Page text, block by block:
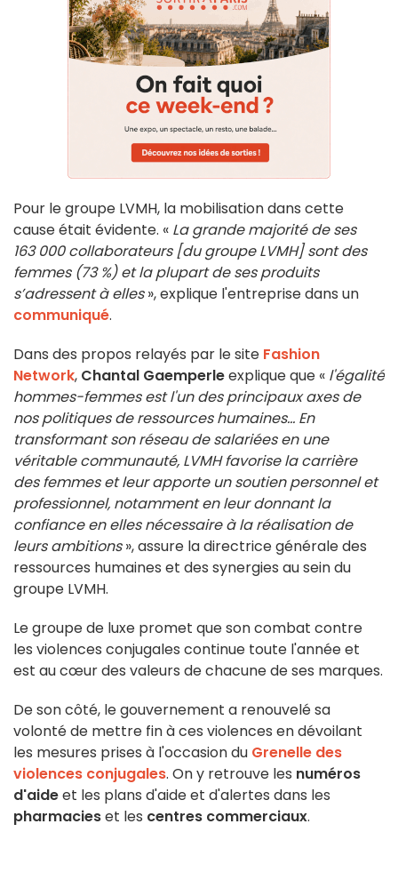
Pour le groupe LVMH, la mobilisation dans cette
cause était évidente. « La grande majorité de ses
163 000 collaborateurs [du groupe LVMH] sont des
femmes (73 %) et la plupart de ses produits
s’adressent à elles», explique l'entreprise dans un
communiqué.
Dans des propos relayés par le site Fashion
Network, Chantal Gaemperleexplique que « l'égalité
hommes-femmes est l'un des principaux axes de
nos politiques de ressources humaines... En
transformant son réseau de salariées en une
véritable communauté, LVMH favorise la carrière
des femmes et leur apporte un soutien personnel et
professionnel, notamment en leur donnant la
confiance en elles nécessaire à la réalisation de
leurs ambitions», assure la directrice générale des
ressources humaines et des synergies au sein du
groupe LVMH.
Le groupe de luxe promet que son combat contre
les violences conjugales continue toute l'année et
est au cœur des valeurs de chacune de ses marques.
De son côté, le gouvernement a renouvelé sa
volonté de mettre fin à ces violences en dévoilant
les mesures prises à l'occasion du Grenelle des
violences conjugales. On y retrouve les numéros
d'aideet les plans d'aide et d'alertes dans les
pharmacieset les centres commerciaux.